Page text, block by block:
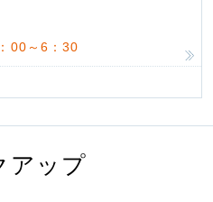
00～6：30
アップ